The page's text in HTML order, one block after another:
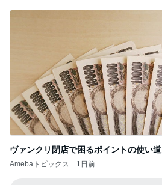
ヴァンクリ閉店で困るポイントの使い道
Amebaトピックス 1日前